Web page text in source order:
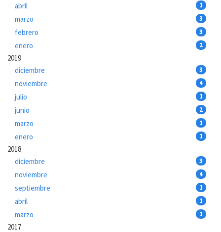
abril 1
marzo 3
febrero 3
enero 2
2019
diciembre
3
noviembre 4
julio 1
junio 2
marzo 1
enero 1
2018
diciembre
3
noviembre 4
septiembre 1
abril 1
marzo 1
2017